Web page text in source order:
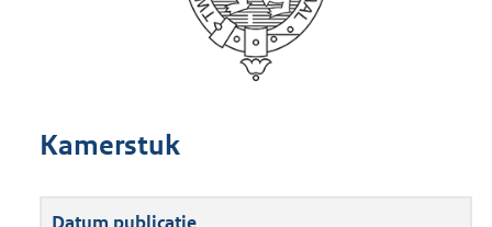
Kamerstuk